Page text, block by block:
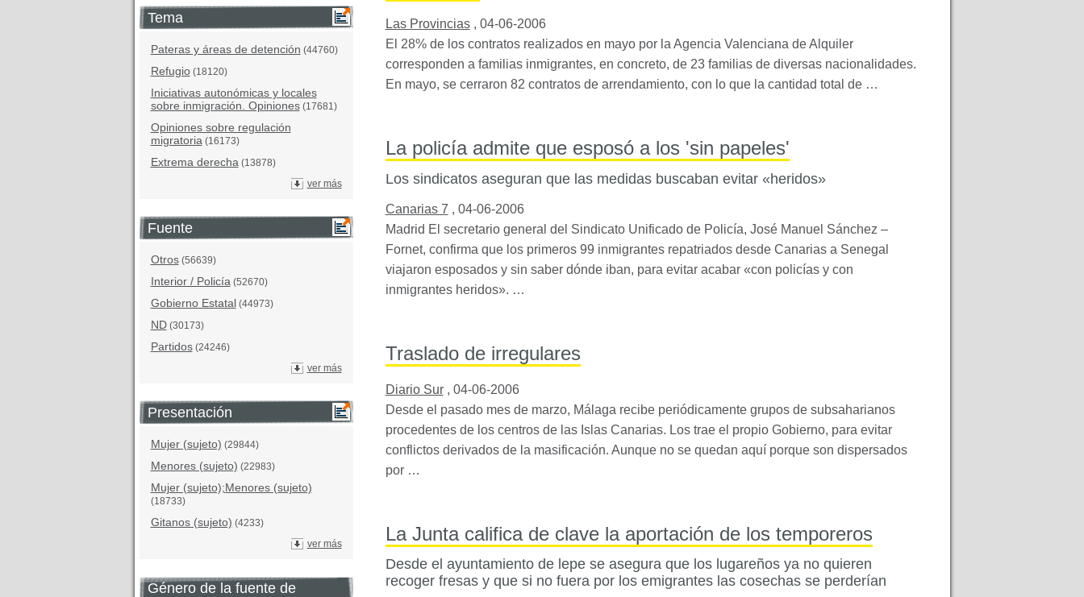
Tema
Pateras y áreas de detención (44760)
Refugio(18120)
Iniciativas autonómicas y locales
sobre inmigración. Opiniones(17681)
Opiniones sobre regulación
migratoria(16173)
Extrema derecha(13878)
ver más
Fuente
Otros(56639)
Interior / Policía(52670)
Gobierno Estatal (44973)
ND(30173)
Partidos(24246)
ver más
Presentación
Mujer (sujeto) (29844)
Menores (sujeto) (22983)
Mujer (sujeto);Menores (sujeto)
(18733)
Gitanos (sujeto) (4233)
ver más
Género de la fuente de
Las Provincias , 04-06-2006
El 28% de los contratos realizados en mayo por la Agencia Valenciana de Alquiler
corresponden a familias inmigrantes, en concreto, de 23 familias de diversas nacionalidades.
En mayo, se cerraron 82 contratos de arrendamiento, con lo que la cantidad total de …
La policía admite que esposó a los 'sin papeles'
Los sindicatos aseguran que las medidas buscaban evitar «heridos»
Canarias 7 , 04-06-2006
Madrid El secretario general del Sindicato Unificado de Policía, José Manuel Sánchez –
Fornet, confirma que los primeros 99 inmigrantes repatriados desde Canarias a Senegal
viajaron esposados y sin saber dónde iban, para evitar acabar «con policías y con
inmigrantes heridos». …
Traslado de irregulares
Diario Sur , 04-06-2006
Desde el pasado mes de marzo, Málaga recibe periódicamente grupos de subsaharianos
procedentes de los centros de las Islas Canarias. Los trae el propio Gobierno, para evitar
conflictos derivados de la masificación. Aunque no se quedan aquí porque son dispersados
por …
La Junta califica de clave la aportación de los temporeros
Desde el ayuntamiento de lepe se asegura que los lugareños ya no quieren
recoger fresas y que si no fuera por los emigrantes las cosechas se perderían